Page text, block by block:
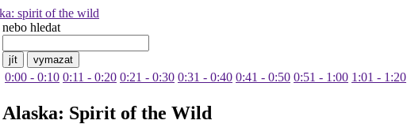
spirit of the wild
nebo hledat
0:00 - 0:10 0:11 - 0:20 0:21 - 0:30 0:31 - 0:40 0:41 - 0:50 0:51 - 1:00 1:01 - 1:20
Alaska: Spirit of the Wild